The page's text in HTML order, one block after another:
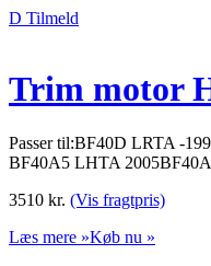
D Tilmeld
Trim motor
Passer til:BF40D LRTA -
BF40A5 LHTA
3510 kr. (Vis fragtpris)
Læs mere »Køb nu »